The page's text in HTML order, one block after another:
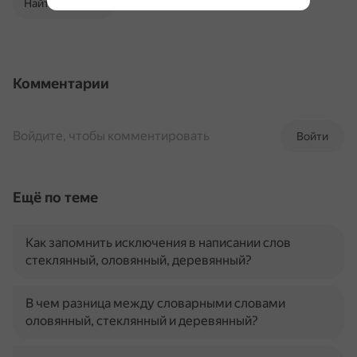
Найти в Поиске
Комментарии
Войти
Войдите, чтобы комментировать
Ещё по теме
Как запомнить исключения в написании слов
стеклянный, оловянный, деревянный?
В чем разница между словарными словами
оловянный, стеклянный и деревянный?